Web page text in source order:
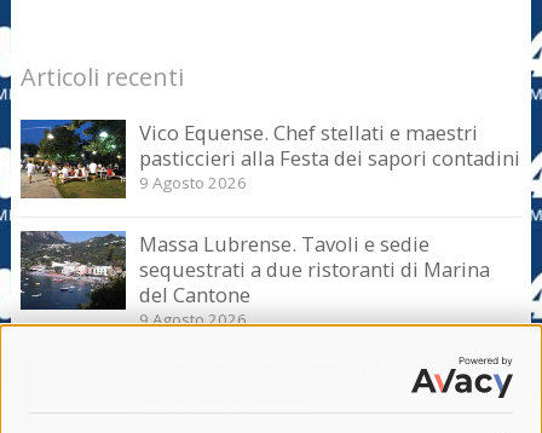
Articoli recenti
Vico Equense. Chef stellati e maestri
pasticcieri alla Festa dei sapori contadini
9 Agosto 2026
Massa Lubrense. Tavoli e sedie
sequestrati a due ristoranti di Marina
del Cantone
9 Agosto 2026
Vie del mare nel golfo di Napoli, la truffa